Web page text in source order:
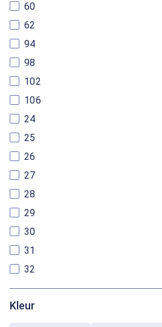
60
62
94
98
102
106
24
25
26
27
28
29
30
31
32
Kleur